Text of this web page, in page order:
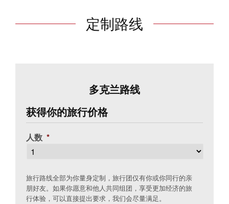
定制路线
多克兰路线
获得你的旅行价格
人数 *
旅行路线全部为你量身定制，旅行团仅有你或你同行的亲
朋好友。如果你愿意和他人共同组团，享受更加经济的旅
行体验，可以直接提出要求，我们会尽量满足。